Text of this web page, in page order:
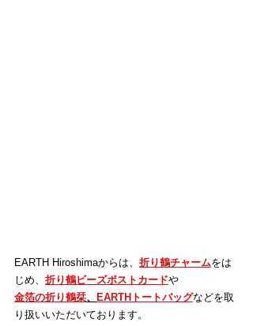
EARTH Hiroshimaからは、 折り鶴チャームをは
じめ、 折り鶴ビーズポストカードや
金箔の折り鶴栞、 EARTHトートバッグなどを取
り扱いいただいております。